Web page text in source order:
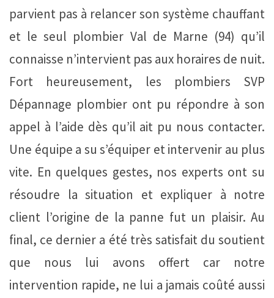
parvient pas à relancer son système chauffant
et le seul plombier Val de Marne (94) qu’il
connaisse n’intervient pas aux horaires de nuit.
Fort heureusement, les plombiers SVP
Dépannage plombier ont pu répondre à son
appel à l’aide dès qu’il ait pu nous contacter.
Une équipe a su s’équiper et intervenir au plus
vite. En quelques gestes, nos experts ont su
résoudre la situation et expliquer à notre
client l’origine de la panne fut un plaisir. Au
final, ce dernier a été très satisfait du soutient
que nous lui avons offert car notre
intervention rapide, ne lui a jamais coûté aussi